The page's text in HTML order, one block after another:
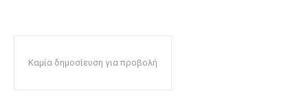
Καμία δημοσίευση για προβολή